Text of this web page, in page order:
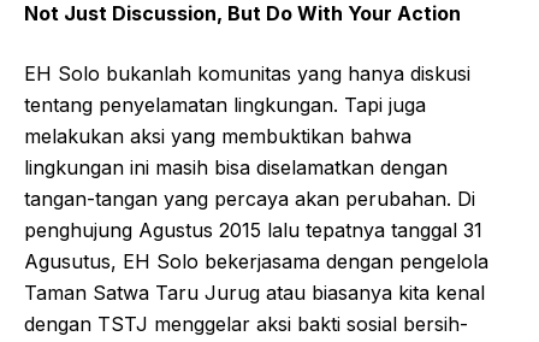
Not Just Discussion, But Do With Your Action
EH Solo bukanlah komunitas yang hanya diskusi
tentang penyelamatan lingkungan. Tapi juga
melakukan aksi yang membuktikan bahwa
lingkungan ini masih bisa diselamatkan dengan
tangan-tangan yang percaya akan perubahan. Di
penghujung Agustus 2015 lalu tepatnya tanggal 31
Agusutus, EH Solo bekerjasama dengan pengelola
Taman Satwa Taru Jurug atau biasanya kita kenal
dengan TSTJ menggelar aksi bakti sosial bersih-